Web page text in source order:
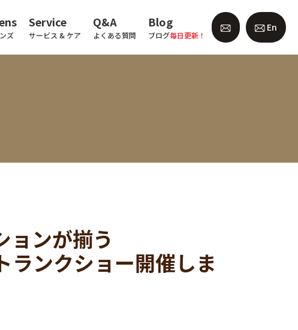
ズ
Service
サービス & ケア
Q&A
よくある質問
Blog
ブログ毎日更新！
En
ョンが揃う
ランクショー開催しま